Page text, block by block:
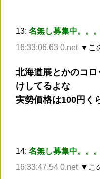
13: 名無し募集中。。
16:33:06.63 0.net ▼こ
北海道展とかのコ
けしてるよな
実勢価格は100円く
14: 名無し募集中。。
16:33:47.54 0.net ▼こ